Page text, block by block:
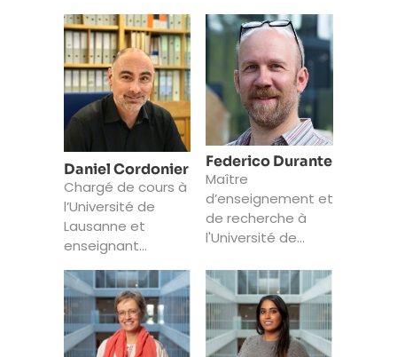
sociales à Genève
professionnelle
Daniel Cordonier
Chargé de cours à
l’Université de
Lausanne et
enseignant
SO Valais-Wallis
Federico Durante
Maître
d’enseignement et
de recherche à
l'Université de